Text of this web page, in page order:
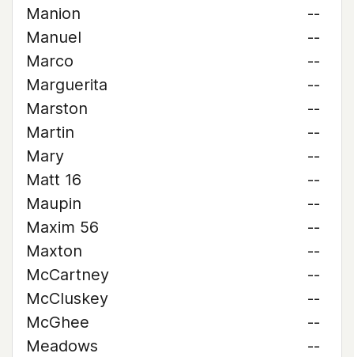
Manion
--
Manuel
--
Marco
--
Marguerita
--
Marston
--
Martin
--
Mary
--
Matt 16
--
Maupin
--
Maxim 56
--
Maxton
--
McCartney
--
McCluskey
--
McGhee
--
Meadows
--